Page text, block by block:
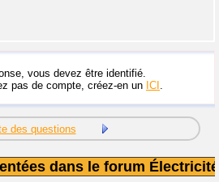
vous devez être identifié.
pas de compte, créez-en un ICI
des questions
dans le forum Électricité